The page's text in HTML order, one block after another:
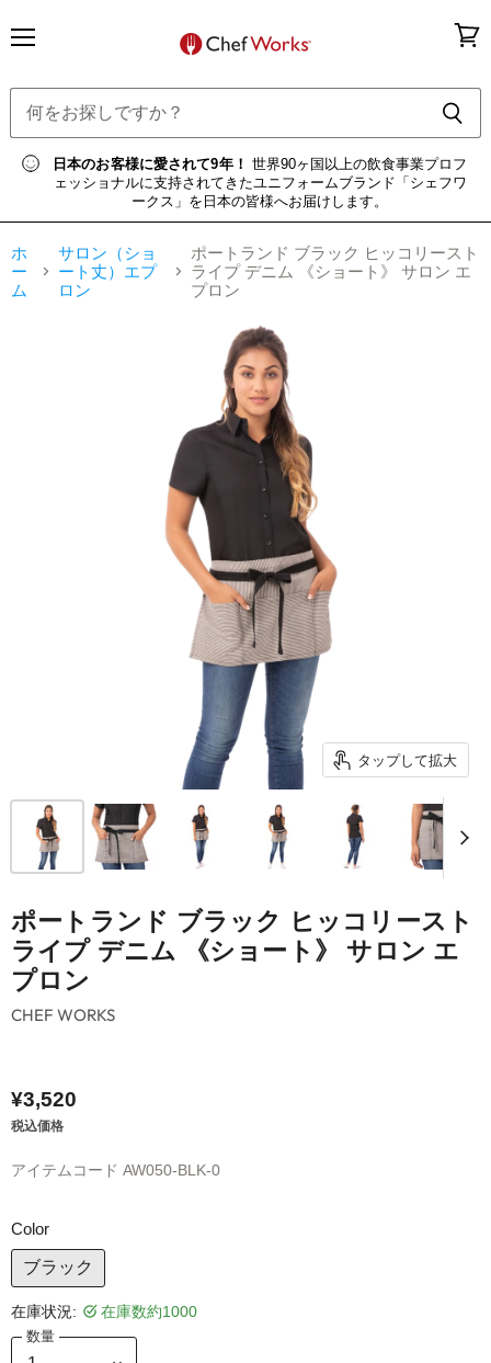
ュ
日本のお客様に愛されて9年！ 世界90ヶ国以上の飲食事業プロフ
ェッショナルに支持されてきたユニフォームブランド「シェフワ
ークス」を日本の皆様へお届けします。
ト
を
見
る
ホ
ー
ム
サロン（ショ
ート丈）エプ
ロン
ポートランド ブラック ヒッコリースト
ライプ デニム 《ショート》 サロン エ
プロン
タップして拡大
ポートランド ブラック ヒッコリースト
ライプ デニム 《ショート》 サロン エ
プロン
CHEF WORKS
¥3,520
税込価格
アイテムコード AW050-BLK-0
Color
ブラック
在庫状況: 在庫数約1000
数量